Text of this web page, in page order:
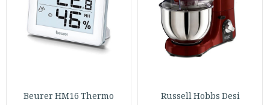
Russell Hobbs Desi
Beurer HM16 Thermo